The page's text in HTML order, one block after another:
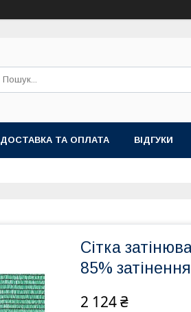
ДОСТАВКА ТА ОПЛАТА ВІДГУКИ
Сітка
85%
2 124 ₴